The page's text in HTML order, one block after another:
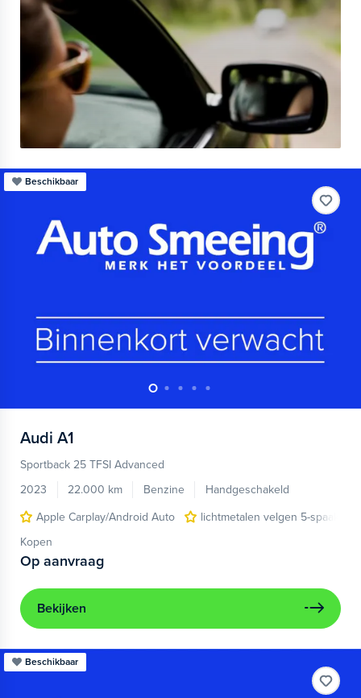
Beschikbaar
Audi A1
Sportback 25 TFSI Advanced
2023
22.000 km Benzine
Handgeschakeld
Apple Carplay/Android Auto
lichtmetalen velgen 5-spaaks
Kopen
Op aanvraag
Bekijken
Beschikbaar